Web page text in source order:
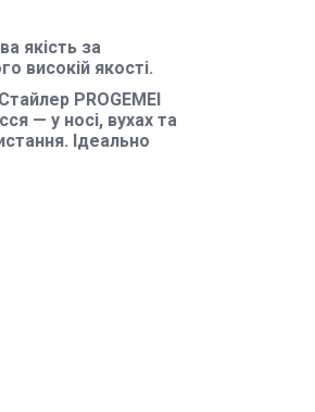
якість за
високій якості.
Стайлер PROGEMEI
— у носі, вухах та
Ідеально